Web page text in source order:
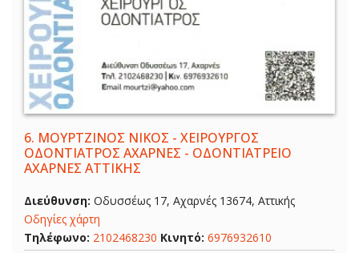
6. ΜΟΥΡΤΖΙΝΟΣ ΝΙΚΟΣ - ΧΕΙΡΟΥΡΓΟΣ
ΟΔΟΝΤΙΑΤΡΟΣ ΑΧΑΡΝΕΣ - ΟΔΟΝΤΙΑΤΡΕΙΟ
ΑΧΑΡΝΕΣ ΑΤΤΙΚΗΣ
Διεύθυνση: Οδυσσέως 17, Αχαρνές 13674, Αττικής
Οδηγίες χάρτη
Τηλέφωνο: 2102468230 Κινητό: 6976932610